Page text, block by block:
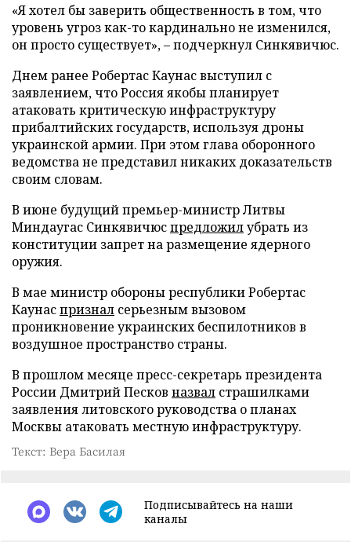
«Я хотел бы заверить общественность в том, что
уровень угроз как-то кардинально не изменился,
он просто существует», – подчеркнул Синкявичюс.
Днем ранее Робертас Каунас выступил с
заявлением, что Россия якобы планирует
атаковать критическую инфраструктуру
прибалтийских государств, используя дроны
украинской армии. При этом глава оборонного
ведомства не представил никаких доказательств
своим словам.
В июне будущий премьер-министр Литвы
Миндаугас Синкявичюспредложилубрать из
конституции запрет на размещение ядерного
оружия.
В мае министр обороны республики Робертас
Каунаспризнал серьезным вызовом
проникновение украинских беспилотников в
воздушное пространство страны.
В прошлом месяце пресс-секретарь президента
России Дмитрий Песков назвал страшилками
заявления литовского руководства о планах
Москвы атаковать местную инфраструктуру.
Текст: Вера Басилая
Подписывайтесь на наши
каналы